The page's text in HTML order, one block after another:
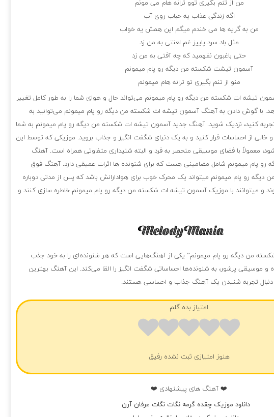
من از تنم بگیری توو ترانه هام می مونم
اگه زندگی عذاب یه حباب روی آب
من به گریه ها می خندم میگم این همش یه خواب
مثل باد سرد پاییز غم لعنتی به من زد
حتی باغبون نفهمید که چه آفتی به من زد
آسمون تیشت شکسته من دیگه رو پام میمونم
منو از تنم بگیری تو ترانه هام میمونم
تیشه ات شکسته من دیگه رو پام میمونم می‌تواند حال و هوای شما را به طور کامل تغییر
با گوش دادن به آهنگ آسمون تیشه ات شکسته من دیگه رو پام میمونم می‌توانید به
کنید، نزدیک شوید. آهنگ‌ جدید آسمون تیشه ات شکسته من دیگه رو پام میمونم به شما
از احساسات فرار کنید و به یک دنیای شگفت انگیز و جذاب بروید. موزیکی که توسط این
شود، معمولاً با فضای موسیقی منحصر به فرد و البته شنیداری متفاوتی همراه است. آهنگ
پام میمونم شامل مضامینی هست که برای شنونده ها اثرات عمیقی دارد. آهنگ فوق
دیگه رو پام میمونم میتواند یک محرک خوب برای هوادارانش باشد که پس از مدتی دوباره
و میتوانند با موزیک آسمون تیشه ات شکسته من دیگه رو پام میمونم خاطره سازی کنند و
من دیگه رو پام میمونم” یکی از آهنگ‌هایی است که هر شنونده‌ای را به خود جذب
و موسیقی پرشور، به شنونده‌ها احساساتی شگفت انگیز را القا می‌کند. این آهنگ بهترین
دنبال تجربه شنیدن یک آهنگ جذاب و احساسی هستند.
امتیاز بده گلم
هنوز امتیازی ثبت نشده رفیق
❤️ آهنگ های پیشنهادی ❤️
دانلود موزیک چقده گرمه نگات نگات عرفان آرن